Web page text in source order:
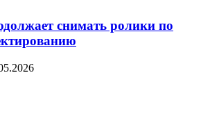
снимать ролики по